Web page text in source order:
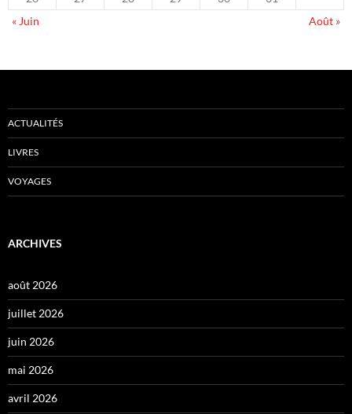
« Juin
Août »
ACTUALITÉS
LIVRES
VOYAGES
ARCHIVES
août 2026
juillet 2026
juin 2026
mai 2026
avril 2026